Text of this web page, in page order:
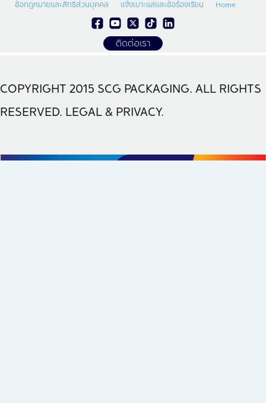
ข้อกฎหมายและสิทธิส่วนบุคคล
แจ้งเบาะแสและข้อร้องเรียน Home
ติดต่อเรา
COPYRIGHT 2015 SCG PACKAGING. ALL RIGHTS
RESERVED. LEGAL & PRIVACY.